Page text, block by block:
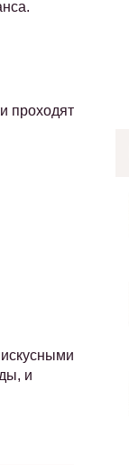
проходят
и